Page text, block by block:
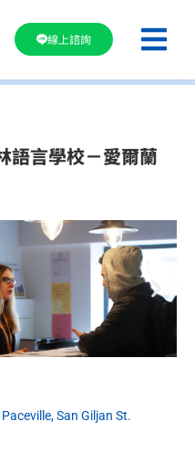
線上諮詢
語言學校－愛爾蘭
San Giljan St.